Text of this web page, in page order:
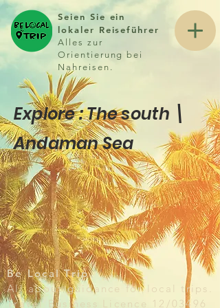
Seien Sie ein
lokaler Reiseführer
Alles zur
Orientierung bei
Nahreisen.
Explore : The south \
Andaman Sea
Be Local Trip
All about guidance for local trips.
Travel Business Licence 12/03496